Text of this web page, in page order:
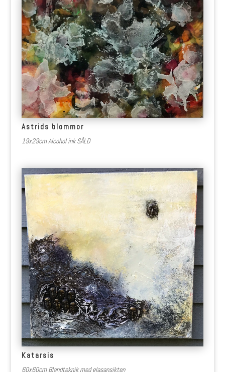
Astrids blommor
19x29cm Alcohol ink SÅLD
Katarsis
60x60cm Blandteknik med glasansikten